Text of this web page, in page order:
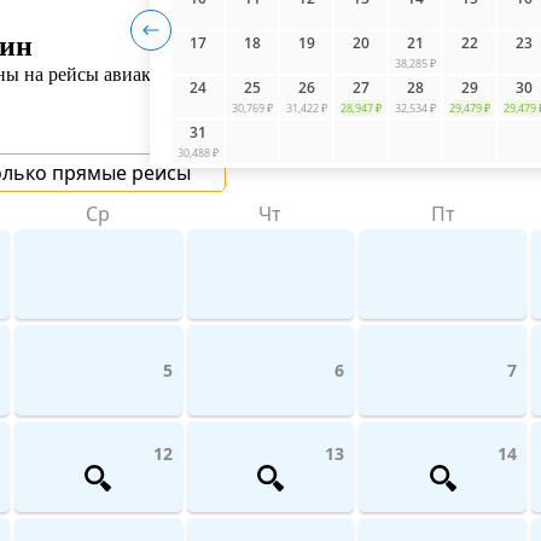
17 18 19 20 21
38,285 ₽
22 23
24 25
30,769 ₽
26
31,422 ₽
27
28,947 ₽
28
32,534 ₽
29
29,479 ₽
30
29,479
31
30,488 ₽
на рейсы авиакомпаний поможет UniTicket.ru. На сайте вы
прямые рейсы
Ср
Чт Пт
5 6 7
12 13 14